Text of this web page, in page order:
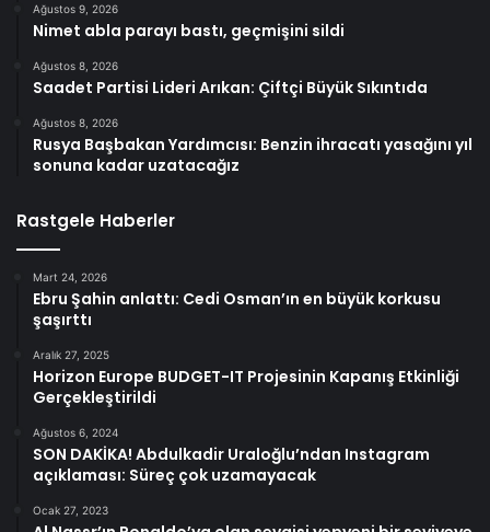
Ağustos 9, 2026
Nimet abla parayı bastı, geçmişini sildi
Ağustos 8, 2026
Saadet Partisi Lideri Arıkan: Çiftçi Büyük Sıkıntıda
Ağustos 8, 2026
Rusya Başbakan Yardımcısı: Benzin ihracatı yasağını yıl
sonuna kadar uzatacağız
Rastgele Haberler
Mart 24, 2026
Ebru Şahin anlattı: Cedi Osman’ın en büyük korkusu
şaşırttı
Aralık 27, 2025
Horizon Europe BUDGET-IT Projesinin Kapanış Etkinliği
Gerçekleştirildi
Ağustos 6, 2024
SON DAKİKA! Abdulkadir Uraloğlu’ndan Instagram
açıklaması: Süreç çok uzamayacak
Ocak 27, 2023